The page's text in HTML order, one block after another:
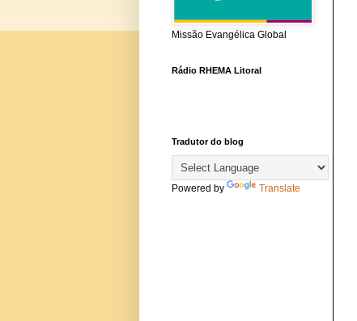
Missão Evangélica Global
Rádio RHEMA Litoral
Tradutor do blog
Powered by Translate